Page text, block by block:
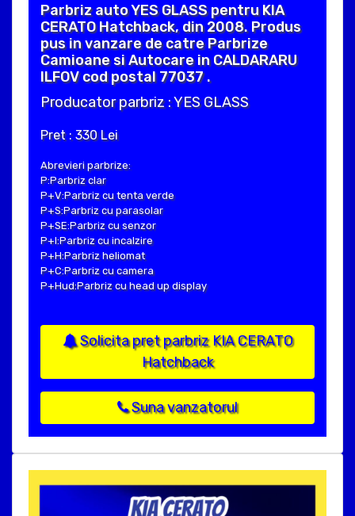
Parbriz auto YES GLASS pentru KIA
CERATO Hatchback, din 2008. Produs
pus in vanzare de catre Parbrize
Camioane si Autocare in CALDARARU
ILFOV cod postal 77037 .
Producator parbriz : YES GLASS
Pret : 330 Lei
Abrevieri parbrize:
P:Parbriz clar
P+V:Parbriz cu tenta verde
P+S:Parbriz cu parasolar
P+SE:Parbriz cu senzor
P+I:Parbriz cu incalzire
P+H:Parbriz heliomat
P+C:Parbriz cu camera
P+Hud:Parbriz cu head up display
Solicita pret parbriz KIA CERATO
Hatchback
Suna vanzatorul